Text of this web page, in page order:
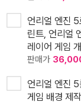
언리얼 엔진
린트, 언리얼
레이어 게임
판매가
언리얼 엔진
게임 배경 제작